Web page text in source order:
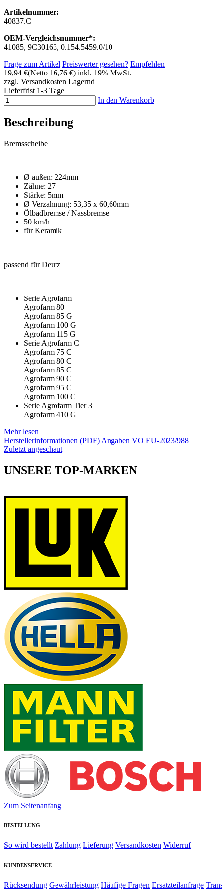
Artikelnummer:
40837.C
OEM-Vergleichsnummer*:
41085, 9C30163, 0.154.5459.0/10
Frage zum Artikel Preiswerter gesehen? Empfehlen
19,94 €(Netto 16,76 €) inkl. 19% MwSt.
zzgl. Versandkosten Lagernd
Lieferfrist 1-3 Tage
In den Warenkorb
Beschreibung
Bremsscheibe
Ø außen: 224mm
Zähne: 27
Stärke: 5mm
Ø Verzahnung: 53,35 x 60,60mm
Ölbadbremse / Nassbremse
50 km/h
für Keramik
passend für Deutz
Serie Agrofarm
Agrofarm 80
Agrofarm 85 G
Agrofarm 100 G
Agrofarm 115 G
Serie Agrofarm C
Agrofarm 75 C
Agrofarm 80 C
Agrofarm 85 C
Agrofarm 90 C
Agrofarm 95 C
Agrofarm 100 C
Serie Agrofarm Tier 3
Agrofarm 410 G
Mehr lesen
Herstellerinformationen (PDF) Angaben VO EU-2023/988
Zuletzt angeschaut
UNSERE TOP-MARKEN
Zum Seitenanfang
BESTELLUNG
So wird bestellt Zahlung Lieferung Versandkosten Widerruf
KUNDENSERVICE
Rücksendung Gewährleistung Häufige Fragen Ersatzteilanfrage